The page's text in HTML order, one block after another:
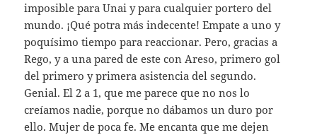
imposible para Unai y para cualquier portero del
mundo. ¡Qué potra más indecente! Empate a uno y
poquísimo tiempo para reaccionar. Pero, gracias a
Rego, y a una pared de este con Areso, primero gol
del primero y primera asistencia del segundo.
Genial. El 2 a 1, que me parece que no nos lo
creíamos nadie, porque no dábamos un duro por
ello. Mujer de poca fe. Me encanta que me dejen